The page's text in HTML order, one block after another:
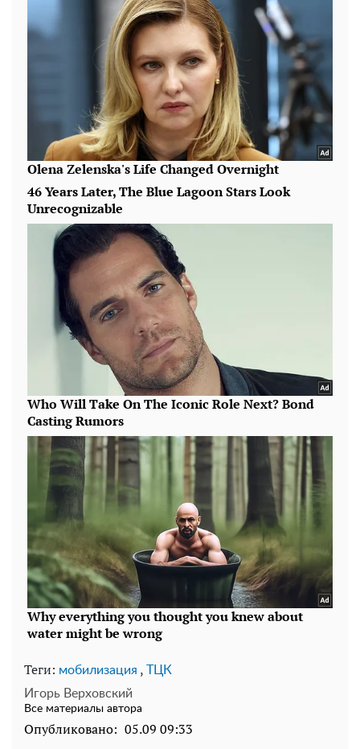
Теги: мобилизация ,
ТЦК
Игорь Верховский
Все материалы автора
Опубликовано: 05.09 09:33